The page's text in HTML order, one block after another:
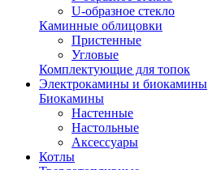
U-образное стекло
Каминные облицовки
Пристенные
Угловые
Комплектующие для топок
Электрокамины и биокамины
Биокамины
Настенные
Настольные
Аксессуары
Котлы